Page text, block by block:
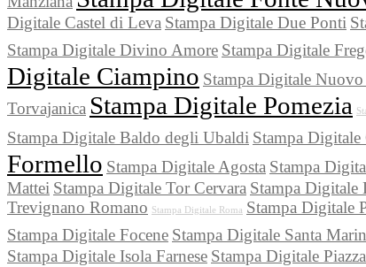
Digitale Castel di Leva Stampa Digitale Due Ponti
Stampa Digitale Divino Amore Stampa Digitale
Digitale Ciampino Stampa Digitale Nuovo
Torvajanica Stampa Digitale Pomezia
Stampa Digitale Baldo degli Ubaldi Stampa Digitale
Formello Stampa Digitale Agosta Stampa
Mattei Stampa Digitale Tor Cervara Stampa Digitale
Trevignano Romano Stampa Digitale Roma Stampa Digitale
Stampa Digitale Focene Stampa Digitale Santa
Stampa Digitale Isola Farnese Stampa Digitale